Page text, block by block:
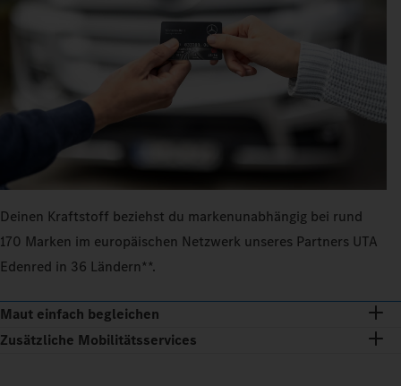
Deinen Kraftstoff beziehst du markenunabhängig bei rund
170 Marken im europäischen Netzwerk unseres Partners UTA
Edenred in 36 Ländern**.
Maut einfach begleichen
Zusätzliche Mobilitätsservices